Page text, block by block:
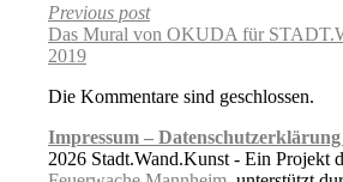
Previous post
Das Mural von OKUDA für
2019
Die Kommentare sind geschlossen.
Impressum – Datenschutzerklärung
2026 Stadt.Wand.Kunst - Ein Projekt